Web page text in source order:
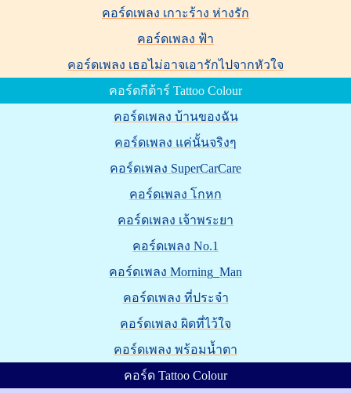
คอร์ดเพลง เกาะร้าง ห่างรัก
คอร์ดเพลง ฟ้า
คอร์ดเพลง เธอไม่อาจเอารักไปจากหัวใจ
คอร์ดกีต้าร์ Tattoo Colour
คอร์ดเพลง บ้านของฉัน
คอร์ดเพลง แค่นั้นจริงๆ
คอร์ดเพลง SuperCarCare
คอร์ดเพลง โกหก
คอร์ดเพลง เจ้าพระยา
คอร์ดเพลง No.1
คอร์ดเพลง Morning_Man
คอร์ดเพลง ที่ประจำ
คอร์ดเพลง ผิดที่ไว้ใจ
คอร์ดเพลง พร้อมน้ำตา
คอร์ด Tattoo Colour